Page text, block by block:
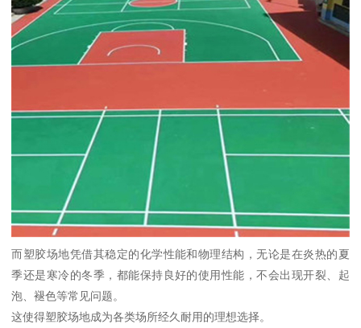
而塑胶场地凭借其稳定的化学性能和物理结构，无论是在炎热的夏
季还是寒冷的冬季，都能保持良好的使用性能，不会出现开裂、起
泡、褪色等常见问题。
这使得塑胶场地成为各类场所经久耐用的理想选择。